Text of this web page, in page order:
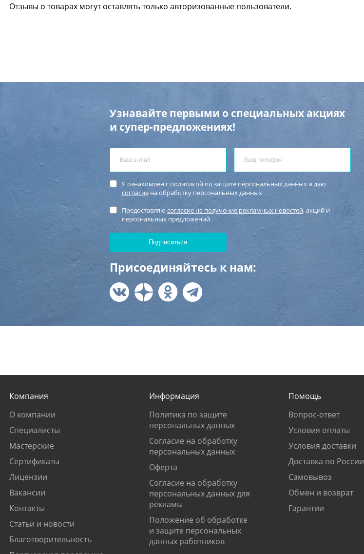
Отзывы о товарах могут оставлять только авторизованные пользователи.
Узнавайте первыми о специальных акциях
и супер-предложениях!
Я ознакомлен с политикой по защите персональных данныхи даю
согласиена обработку персональных данных
Предоставляю согласие на получение рекламных новостей, акций и
персональных предложений
Присоединяйтесь к нам:
Компания
О компании
Специалисты
Мастерские
Сертификаты
Лицензии
Вакансии
Контакты
Статьи и новости
Благотворительность
Информация
Политика по защите
персональных данных
Согласие на обработку
персональных данных
Оферта
Согласие на обработку
персональных данных для
рекламы
Положение об обработке
и защите персональных
данных работников
Помощь
Вопрос-ответ
Условия оплаты
Условия доставки
Доставка по России
Самовывоз
Обмен и возврат
Гарантии